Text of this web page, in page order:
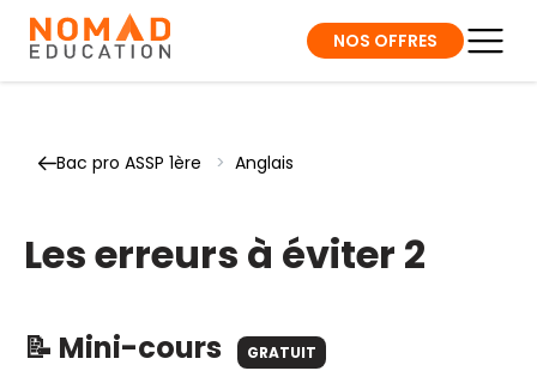
NOS OFFRES
Bac pro ASSP 1ère > Anglais
Les erreurs à éviter 2
📝 Mini-cours GRATUIT